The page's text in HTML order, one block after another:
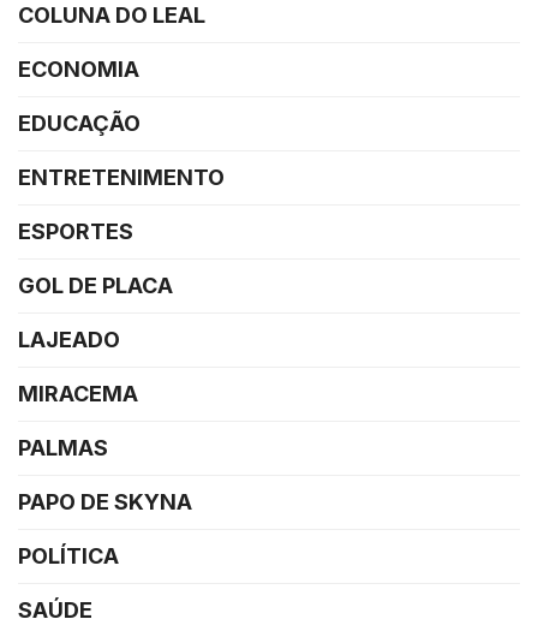
COLUNA DO LEAL
ECONOMIA
EDUCAÇÃO
ENTRETENIMENTO
ESPORTES
GOL DE PLACA
LAJEADO
MIRACEMA
PALMAS
PAPO DE SKYNA
POLÍTICA
SAÚDE